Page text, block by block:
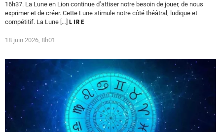
16h37. La Lune en Lion continue d’attiser notre besoin de jouer, de nous
exprimer et de créer. Cette Lune stimule notre côté théâtral, ludique et
compétitif. La Lune […] LIRE
18 juin 2026, 8h01